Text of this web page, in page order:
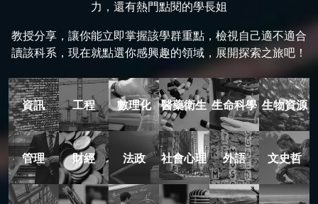
力，還有熱門點閱的學長姐
教授分享，讓你能立即掌握該學群重點，檢視自己適不適合
讀該科系，現在就點選你感興趣的領域，展開探索之旅吧！
資訊 工程 數理化 醫藥衛生 生命科學 生物資源
管理 財經 法政 社會心理 外語 文史哲